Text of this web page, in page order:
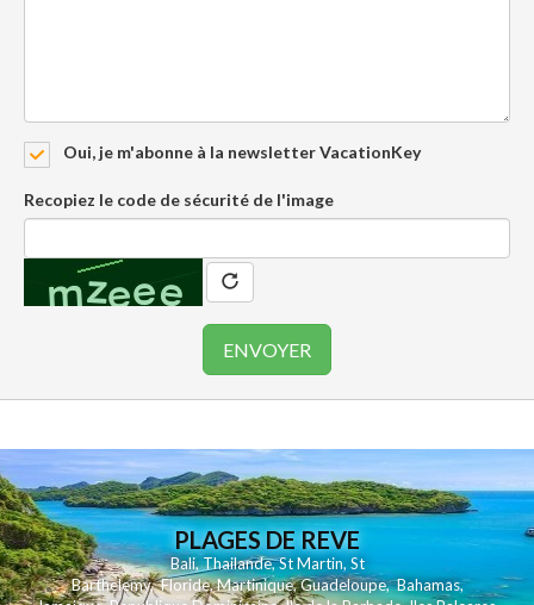
Oui, je m'abonne à la newsletter VacationKey
Recopiez le code de sécurité de l'image
PLAGES DE REVE
Bali,Thailande,St Martin,St
Barthelemy,Floride,Martinique,Guadeloupe,Bahamas,